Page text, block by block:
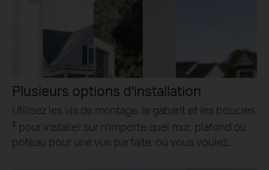
Plusieurs options d'installation
Utilisez les vis de montage, le gabarit et les boucles
‡ pour installer sur n'importe quel mur, plafond ou
poteau pour une vue parfaite, où vous voulez.